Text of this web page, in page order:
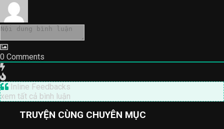
0 Comments
Inline Feedbacks
xem tất cả bình luận
TRUYỆN CÙNG CHUYÊN MỤC